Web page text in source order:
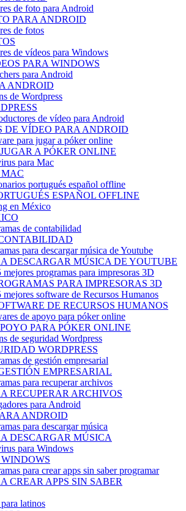
PARA ANDROID
PARA WINDOWS
ANDROID
DE VÍDEO PARA ANDROID
A PÓKER ONLINE
ESPAÑOL OFFLINE
DESCARGAR MÚSICA DE YOUTUBE
PARA IMPRESORAS 3D
DE RECURSOS HUMANOS
PARA PÓKER ONLINE
WORDPRESS
EMPRESARIAL
RECUPERAR ARCHIVOS
ANDROID
DESCARGAR MÚSICA
CREAR APPS SIN SABER